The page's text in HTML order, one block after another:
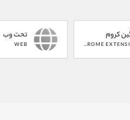
کروم
CHROME EXTENSION
تحت وب
WEB